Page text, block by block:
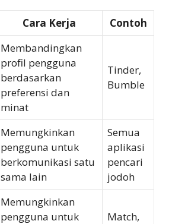
Cara Kerja Contoh
Membandingkan
profil pengguna
berdasarkan
preferensi dan
minat
Tinder,
Bumble
Memungkinkan
pengguna untuk
berkomunikasi satu
sama lain
Semua
aplikasi
pencari
jodoh
Memungkinkan
pengguna untuk
Match,